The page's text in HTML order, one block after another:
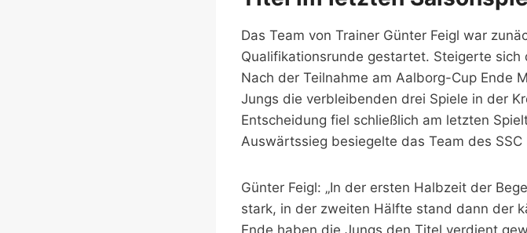
Das Team von Trainer Günter Feigl war
Qualifikationsrunde gestartet. Steigerte
Nach der Teilnahme am Aalborg-Cup Ende
Jungs die verbleibenden drei Spiele in der
Entscheidung fiel schließlich am letzten
Auswärtssieg besiegelte das Team des
Günter Feigl: „In der ersten Halbzeit der
stark, in der zweiten Hälfte stand dann der
Ende haben die Jungs den Titel verdient